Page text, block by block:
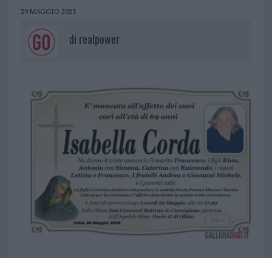
29 MAGGIO 2023
di realpower